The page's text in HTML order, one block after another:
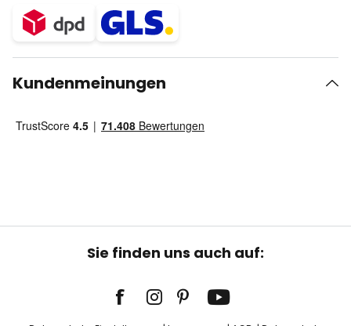
Kundenmeinungen
Sie finden uns auch auf: